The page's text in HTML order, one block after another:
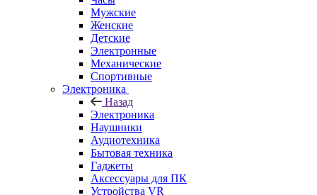
Мужские
Женские
Детские
Электронные
Механические
Спортивные
Электроника
Назад
Электроника
Наушники
Аудиотехника
Бытовая техника
Гаджеты
Аксессуары для ПК
Устройства VR